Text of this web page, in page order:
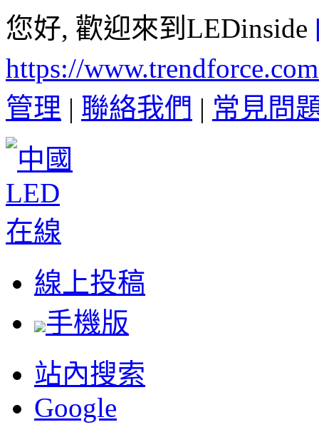
您好, 歡迎來到LEDinside
https://
管理 | 聯絡我們 | 常見問
線上投稿
手機版
站內搜索
Google